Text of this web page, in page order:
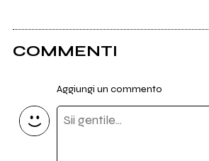
COMMENTI
Aggiungi un commento